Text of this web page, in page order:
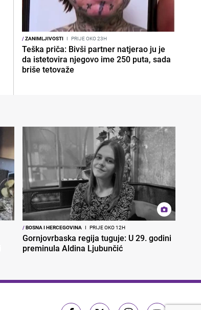
/ZANIMLJIVOSTI I PRIJE OKO 23H
Teška priča: Bivši partner natjerao ju je
da istetovira njegovo ime 250 puta, sada
briše tetovaže
/BOSNA I HERCEGOVINA I PRIJE OKO 12H
Gornjovrbaska regija tuguje: U 29. godini
preminula Aldina Ljubunčić